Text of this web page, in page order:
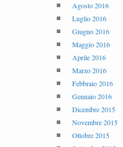
Agosto 2016
Luglio 2016
Giugno 2016
Maggio 2016
Aprile 2016
Marzo 2016
Febbraio 2016
Gennaio 2016
Dicembre 2015
Novembre 2015
Ottobre 2015